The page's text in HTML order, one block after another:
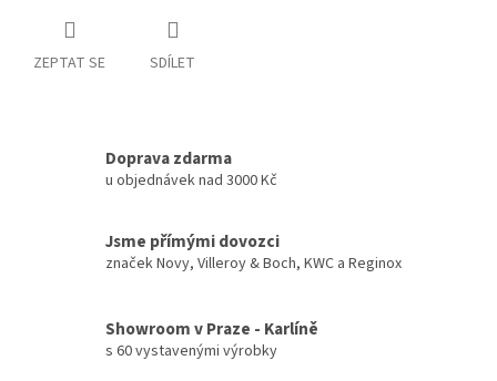
ZEPTAT SE SDÍLET
Doprava zdarma
u objednávek nad 3000 Kč
Jsme přímými dovozci
značek Novy, Villeroy & Boch, KWC a Reginox
Showroom v Praze - Karlíně
s 60 vystavenými výrobky